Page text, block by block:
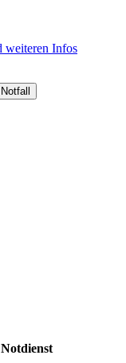
weiteren Infos
Notfall